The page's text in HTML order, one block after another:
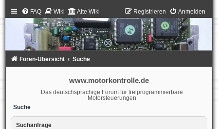
FAQ Wiki Alte Wiki Anmelden
Registrieren
Foren-Übersicht Suche
www.motorkontrolle.de
Das deutschsprachige Forum für freiprogrammierbare
Motorsteuerungen
Suche
Suchanfrage